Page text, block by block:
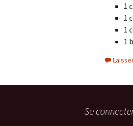
1
1
1
1
Se